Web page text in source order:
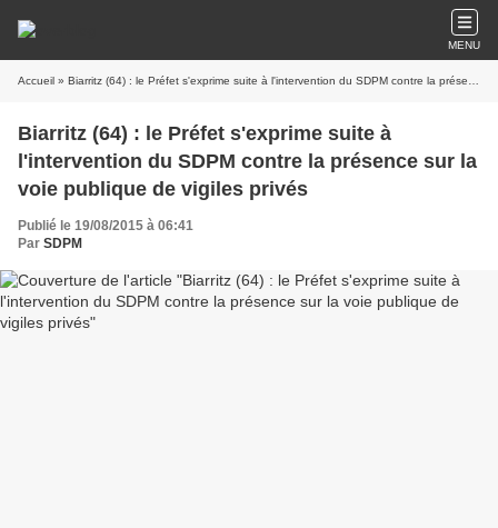
MENU
Accueil » Biarritz (64) : le Préfet s'exprime suite à l'intervention du SDPM contre la présence sur la voie publique de vigiles privés
Biarritz (64) : le Préfet s'exprime suite à
l'intervention du SDPM contre la présence sur la
voie publique de vigiles privés
Publié le 19/08/2015 à 06:41
Par SDPM